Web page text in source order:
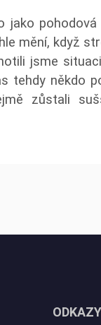
jako
mění, když
jsme
tehdy někdo
zůstali
ODKAZY